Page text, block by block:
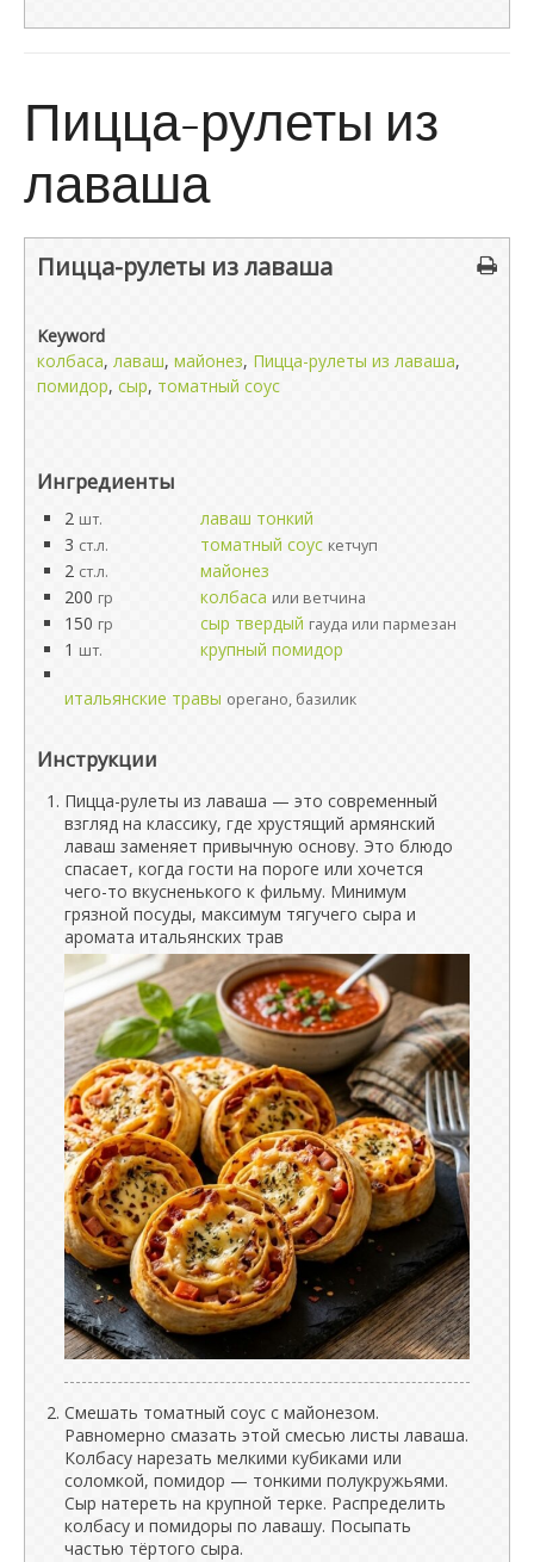
Пицца-рулеты из
лаваша
Пицца-рулеты из лаваша
Keyword
колбаса, лаваш, майонез, Пицца-рулеты из лаваша,
помидор, сыр, томатный соус
Ингредиенты
2 шт.
лаваш тонкий
3 ст.л. томатный соус кетчуп
2 ст.л.
майонез
200 гр колбаса или ветчина
150 гр сыр твердый гауда или пармезан
1 шт. крупный помидор
итальянские травы орегано, базилик
Инструкции
Пицца-рулеты из лаваша — это современный
взгляд на классику, где хрустящий армянский
лаваш заменяет привычную основу. Это блюдо
спасает, когда гости на пороге или хочется
чего-то вкусненького к фильму. Минимум
грязной посуды, максимум тягучего сыра и
аромата итальянских трав
Смешать томатный соус с майонезом.
Равномерно смазать этой смесью листы лаваша.
Колбасу нарезать мелкими кубиками или
соломкой, помидор — тонкими полукружьями.
Сыр натереть на крупной терке. Распределить
колбасу и помидоры по лавашу. Посыпать
частью тёртого сыра.